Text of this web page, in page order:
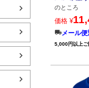
のところ
価格 ¥
メール便
5,000円以上ご